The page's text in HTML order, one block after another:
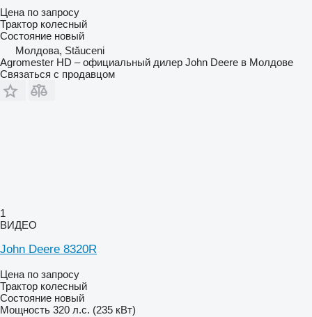
Цена по запросу
Трактор колесный
Состояние новый
Молдова, Stăuceni
Agromester HD – официальный дилер John Deere в Молдове
Связаться с продавцом
1
ВИДЕО
John Deere 8320R
Цена по запросу
Трактор колесный
Состояние новый
Мощность 320 л.с. (235 кВт)